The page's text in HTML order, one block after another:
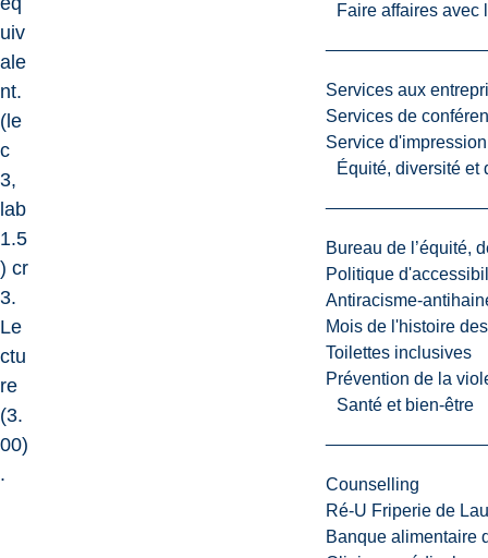
Faire affaires avec
Services aux
Services de
Service d'impression
Équité, diversité et
Bureau de l’équité,
Politique
Antiracisme-
Mois de l'histoire
Toilettes inclusives
Prévention de la
Santé et bien-être
Counselling
Ré-U Friperie de
Banque alimentaire
uiv
ale
nt.
(le
c
3,
lab
1.5
) cr
3.
Le
ctu
re
(3.
00)
.